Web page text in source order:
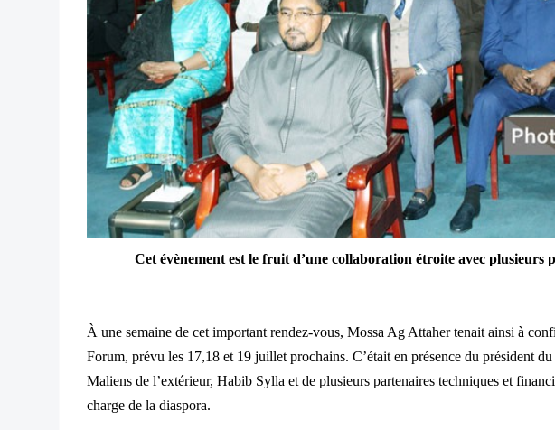
Cet évènement est le fruit d’une collaboration étroite avec plusieurs
À une semaine de cet important rendez-vous, Mossa Ag Attaher tenait ainsi à
Forum, prévu les 17,18 et 19 juillet prochains. C’était en présence du président
Maliens de l’extérieur, Habib Sylla et de plusieurs partenaires techniques et
charge de la diaspora.